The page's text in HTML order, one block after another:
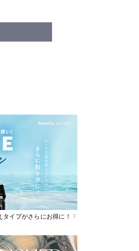
タイプがさらにお得に！